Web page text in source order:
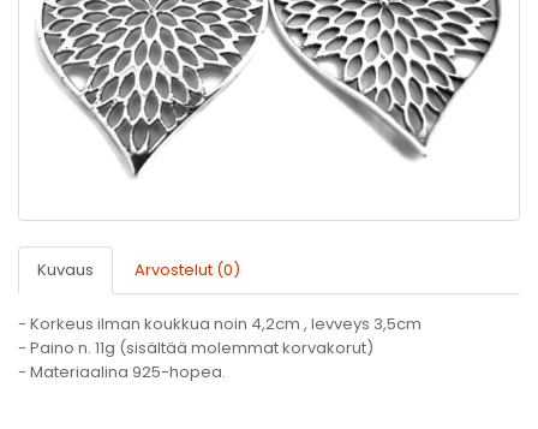
Kuvaus Arvostelut (0)
- Korkeus ilman koukkua noin 4,2cm , levveys 3,5cm
- Paino n. 11g (sisältää molemmat korvakorut)
- Materiaalina 925-hopea.